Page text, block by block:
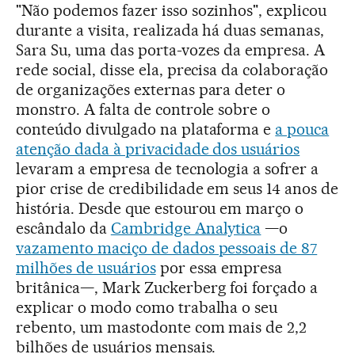
"Não podemos fazer isso sozinhos", explicou
durante a visita, realizada há duas semanas,
Sara Su, uma das porta-vozes da empresa. A
rede social, disse ela, precisa da colaboração
de organizações externas para deter o
monstro. A falta de controle sobre o
conteúdo divulgado na plataforma e a pouca
atenção dada à privacidade dos usuários
levaram a empresa de tecnologia a sofrer a
pior crise de credibilidade em seus 14 anos de
história. Desde que estourou em março o
escândalo da Cambridge Analytica —o
vazamento maciço de dados pessoais de 87
milhões de usuáriospor essa empresa
britânica—, Mark Zuckerberg foi forçado a
explicar o modo como trabalha o seu
rebento, um mastodonte com mais de 2,2
bilhões de usuários mensais.